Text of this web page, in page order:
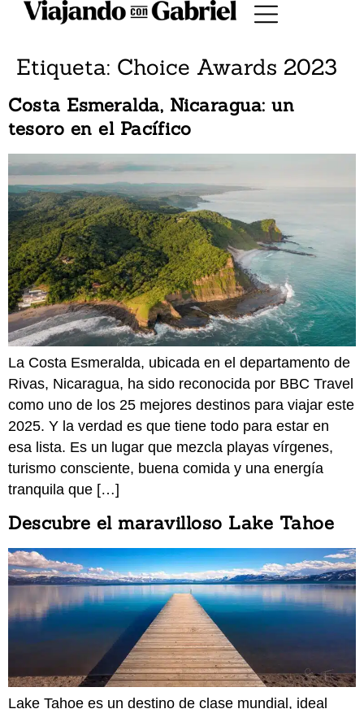
Etiqueta: Choice Awards 2023
Costa Esmeralda, Nicaragua: un
tesoro en el Pacífico
La Costa Esmeralda, ubicada en el departamento de
Rivas, Nicaragua, ha sido reconocida por BBC Travel
como uno de los 25 mejores destinos para viajar este
2025. Y la verdad es que tiene todo para estar en
esa lista. Es un lugar que mezcla playas vírgenes,
turismo consciente, buena comida y una energía
tranquila que […]
Descubre el maravilloso Lake Tahoe
Lake Tahoe es un destino de clase mundial, ideal